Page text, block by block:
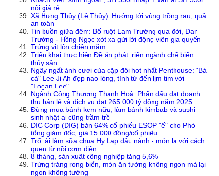
nội giá rẻ
Xã Hưng Thủy (Lệ Thủy): Hướng tới vùng trồng rau, quả
an toàn
Tin buồn giữa đêm: Bố ruột Lam Trường qua đời, Đan
Trường - Hồng Ngọc xót xa gửi lời động viên gia quyến
Trứng vịt lộn chiên mắm
Triển khai thực hiện Đề án phát triển ngành chế biến
thủy sản
Ngây ngất ảnh cưới của cặp đôi hot nhất Penthouse: "Bà
cả" Lee Ji Ah đẹp nao lòng, tình tứ đến lịm tim với
"Logan Lee"
Ngành Công Thương Thanh Hoá: Phấn đấu đạt doanh
thu bán lẻ và dịch vụ đạt 265.000 tỷ đồng năm 2025
Đừng mua bánh kem nữa, làm bánh kimbab và sushi
sinh nhật ai cũng trầm trồ
DIC Corp (DIG) bán 64% cổ phiếu ESOP "ế" cho Phó
tổng giám đốc, giá 15.000 đồng/cổ phiếu
Trổ tài làm sữa chua Hy Lạp đậu nành - món lạ với cách
quen từ nồi cơm điện
8 tháng, sản xuất công nghiệp tăng 5,6%
Trứng tráng rong biển, món ăn tưởng không ngon mà lại
ngon không tưởng